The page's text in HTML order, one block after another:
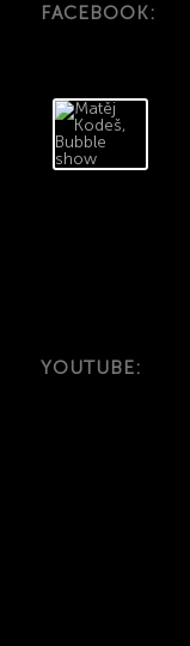
FACEBOOK:
YOUTUBE: